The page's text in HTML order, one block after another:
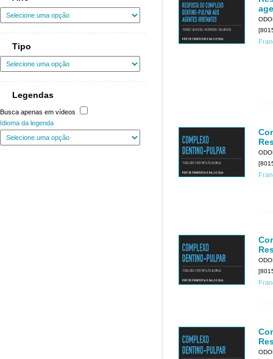
Tipo
Legendas
Busca apenas em vídeos
Idioma da legenda